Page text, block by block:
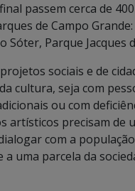
passem cerca de
de Campo
Sóter, Parque Jacques
sociais e de
cultura, seja com
ou com
artísticos precisam de
com a
uma parcela da